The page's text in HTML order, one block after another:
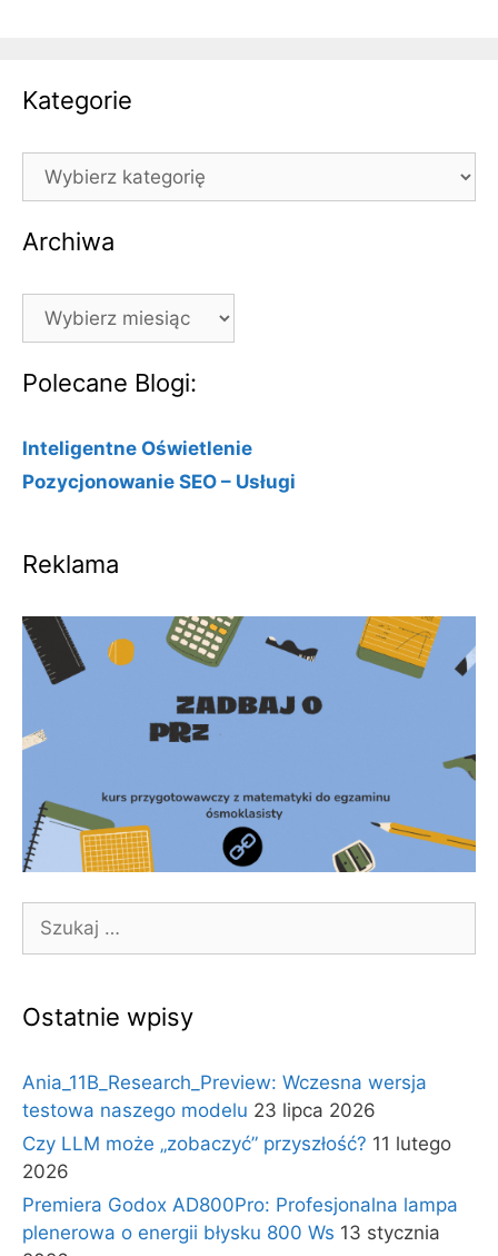
Kategorie
Kategorie
Archiwa
Archiwa
Polecane Blogi:
Inteligentne Oświetlenie
Pozycjonowanie SEO – Usługi
Reklama
Ostatnie wpisy
Ania_11B_Research_Preview: Wczesna wersja
testowa naszego modelu 23 lipca 2026
Czy LLM może „zobaczyć” przyszłość? 11 lutego
2026
Premiera Godox AD800Pro: Profesjonalna lampa
plenerowa o energii błysku 800 Ws 13 stycznia